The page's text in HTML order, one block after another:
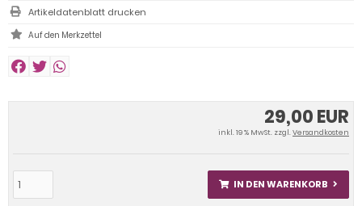
29,00 EUR
inkl. 19 % MwSt. zzgl.Versandkosten
IN DEN WARENKORB
Artikeldatenblatt drucken